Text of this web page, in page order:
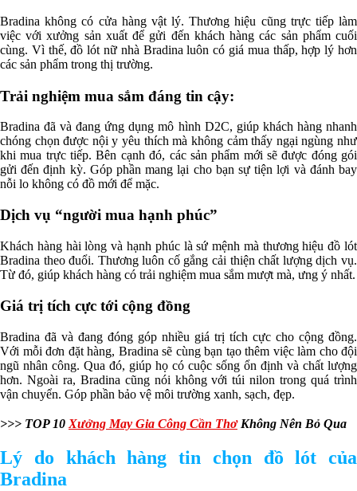
Bradina không có cửa hàng vật lý. Thương hiệu cũng trực tiếp làm
việc với xưởng sản xuất để gửi đến khách hàng các sản phẩm cuối
cùng. Vì thế, đồ lót nữ nhà Bradina luôn có giá mua thấp, hợp lý hơn
các sản phẩm trong thị trường.
Trải nghiệm mua sắm đáng tin cậy:
Bradina đã và đang ứng dụng mô hình D2C, giúp khách hàng nhanh
chóng chọn được nội y yêu thích mà không cảm thấy ngại ngùng như
khi mua trực tiếp. Bên cạnh đó, các sản phẩm mới sẽ được đóng gói
gửi đến định kỳ. Góp phần mang lại cho bạn sự tiện lợi và đánh bay
nỗi lo không có đồ mới để mặc.
Dịch vụ “người mua hạnh phúc”
Khách hàng hài lòng và hạnh phúc là sứ mệnh mà thương hiệu đồ lót
Bradina theo đuổi. Thương luôn cố gắng cải thiện chất lượng dịch vụ.
Từ đó, giúp khách hàng có trải nghiệm mua sắm mượt mà, ưng ý nhất.
Giá trị tích cực tới cộng đồng
Bradina đã và đang đóng góp nhiều giá trị tích cực cho cộng đồng.
Với mỗi đơn đặt hàng, Bradina sẽ cùng bạn tạo thêm việc làm cho đội
ngũ nhân công. Qua đó, giúp họ có cuộc sống ổn định và chất lượng
hơn. Ngoài ra, Bradina cũng nói không với túi nilon trong quá trình
vận chuyển. Góp phần bảo vệ môi trường xanh, sạch, đẹp.
>>> TOP 10 Xưởng May Gia Công Cần ThơKhông Nên Bỏ Qua
Lý do khách hàng tin chọn đồ lót của
Bradina